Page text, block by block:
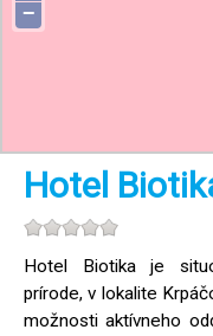
−
Hotel
Hotel Biotika je
prírode, v lokalite
možnosti aktívneho